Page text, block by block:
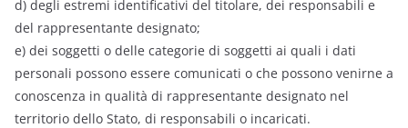
d) degli estremi identificativi del titolare, dei responsabili e
del rappresentante designato;
e) dei soggetti o delle categorie di soggetti ai quali i dati
personali possono essere comunicati o che possono venirne a
conoscenza in qualità di rappresentante designato nel
territorio dello Stato, di responsabili o incaricati.